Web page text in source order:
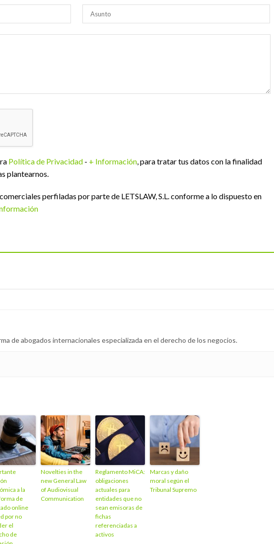
Política de Privacidad - + Información, para tratar tus datos con la finalidad
plantearnos.
perfiladas por parte de LETSLAW, S.L. conforme a lo dispuesto en
de abogados internacionales especializada en el derecho de los negocios.
a la
de
online
por no
el
de
Novelties in the
new General Law
of Audiovisual
Communication
Reglamento MiCA:
obligaciones
actuales para
entidades que no
sean emisoras de
fichas
referenciadas a
activos
Marcas y daño
moral según el
Tribunal Supremo